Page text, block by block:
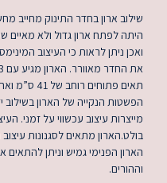
שילוב ארון בחדר התינוק מחייב
היתה לפתח ארון גדול ולא מאיים
ואכן ניתן לראות כי העיצוב
הפשטות הנקייה של הארון
מייצרות עיצוב עכשווי על זמני.
בולט.הארון מתאים לסגנונות
הארון הפנימי גמיש וניתן
וההורים.